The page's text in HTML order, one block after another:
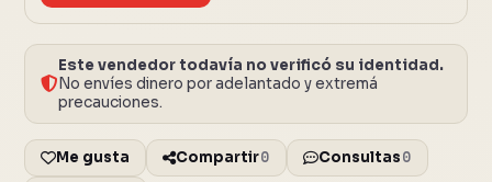
Este vendedor todavía no verificó su identidad.
No envíes dinero por adelantado y extremá
precauciones.
Me gusta Compartir0 Consultas0